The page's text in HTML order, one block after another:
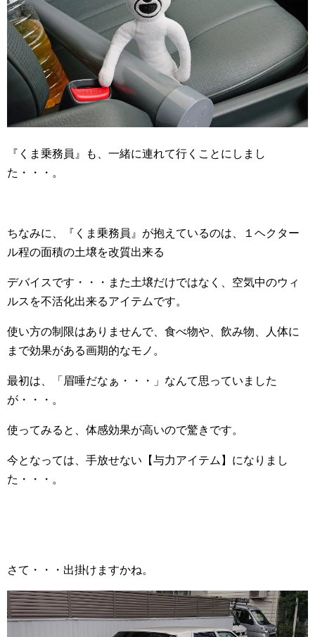
『くま乗務員』も、一緒に連れて行くことにしまし
た・・・。
ちなみに、『くま乗務員』が抱えているのは、１ヘクター
ル程の面積の土壌を改質出来る
デバイスです・・・また土壌だけではなく、空気中のウィ
ルスを不活化出来るアイテムです。
使い方の制限はありませんで、食べ物や、飲み物、人体に
まで効果がある画期的なモノ。
最初は、「眉唾だなぁ・・・」なんて思っていました
が・・・。
使ってみると、体感効果が高いので驚きです。
今となっては、手放せない【与力アイテム】になりまし
た・・・。
さて・・・出掛けますかね。